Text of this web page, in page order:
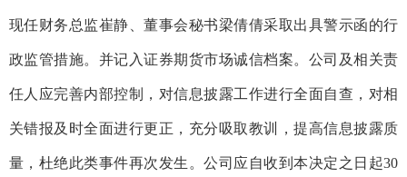
现任财务总监崔静、董事会秘书梁倩倩采取出具警示函的行
政监管措施。 并记入证券期货市场诚信档案。公司及相关责
任人应完善内部控制，对信息披露工作进行全面自查，对相
关错报及时全面进行更正，充分吸取教训，提高信息披露质
量，杜绝此类事件再次发生。公司应自收到本决定之日起30